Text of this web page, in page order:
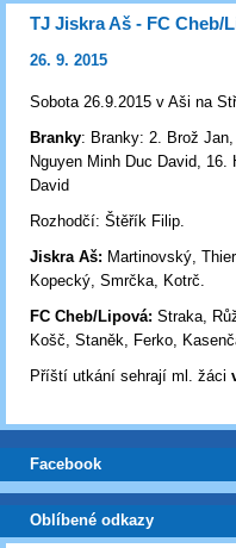
TJ Jiskra Aš - FC Cheb/
26. 9. 2015
Sobota 26.9.2015 v Aši na
Branky: Branky: 2. Brož
Nguyen Minh Duc David,
David
Rozhodčí: Štěřík Filip.
Jiskra Aš: Martinovský,
Kopecký, Smrčka, Kotrč.
FC Cheb/Lipová: Straka,
Košč, Staněk, Ferko,
Příští utkání sehrají ml. žáci
Facebook
Oblíbené odkazy